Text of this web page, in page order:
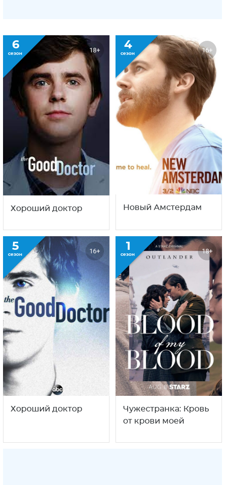
6
сезон 18+
Хороший доктор
4
сезон 16+
Новый Амстердам
5
сезон 16+
Хороший доктор
1
сезон 18+
Чужестранка: Кровь
от крови моей